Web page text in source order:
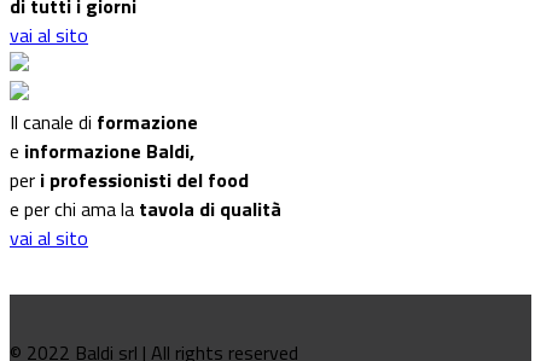
di tutti i giorni
vai al sito
Il canale di formazione
e informazione Baldi,
per i professionisti del food
e per chi ama la tavola di qualità
vai al sito
© 2022 Baldi srl | All rights reserved